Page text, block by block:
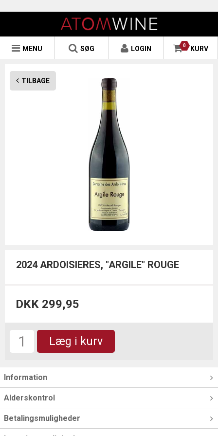
0 KURV
LOGIN
SØG
MENU
TILBAGE
2024 ARDOISIERES, "ARGILE" ROUGE
DKK 299,95
Læg i kurv
Information
Alderskontrol
Betalingsmuligheder